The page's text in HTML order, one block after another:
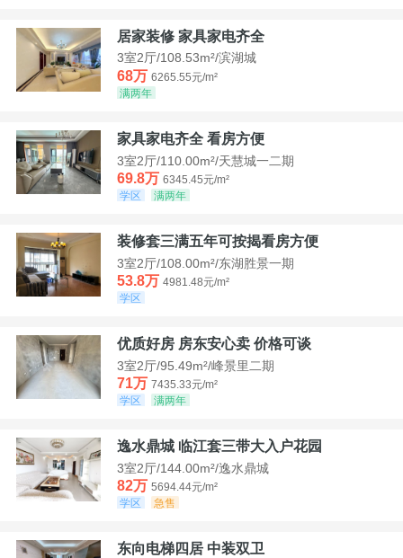
居家装修 家具家电齐全
3室2厅/108.53m²/滨湖城
68万 6265.55元/m²
满两年
家具家电齐全 看房方便
3室2厅/110.00m²/天慧城一二期
69.8万 6345.45元/m²
学区
满两年
装修套三满五年可按揭看房方便
3室2厅/108.00m²/东湖胜景一期
53.8万 4981.48元/m²
学区
优质好房 房东安心卖 价格可谈
3室2厅/95.49m²/峰景里二期
71万 7435.33元/m²
学区
满两年
逸水鼎城 临江套三带大入户花园
3室2厅/144.00m²/逸水鼎城
82万 5694.44元/m²
学区
急售
东向电梯四居 中装双卫